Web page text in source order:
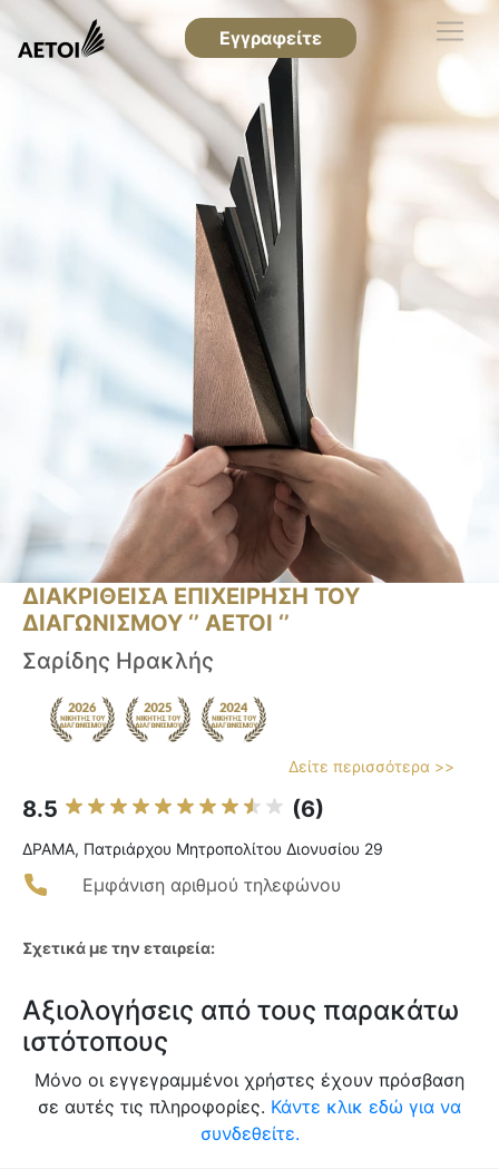
Εγγραφείτε
ΔΙΑΚΡΙΘΕΙΣΑ ΕΠΙΧΕΙΡΗΣΗ ΤΟΥ
ΔΙΑΓΩΝΙΣΜΟΥ ‘’ ΑΕΤΟΙ ‘’
Σαρίδης Ηρακλής
Δείτε περισσότερα >>
8.5 (6)
ΔΡΑΜΑ, Πατριάρχου Μητροπολίτου Διονυσίου 29
Εμφάνιση αριθμού τηλεφώνου
Σχετικά με την εταιρεία:
Αξιολογήσεις από τους παρακάτω
ιστότοπους
Μόνο οι εγγεγραμμένοι χρήστες έχουν πρόσβαση
σε αυτές τις πληροφορίες. Κάντε κλικ εδώ για να
συνδεθείτε.